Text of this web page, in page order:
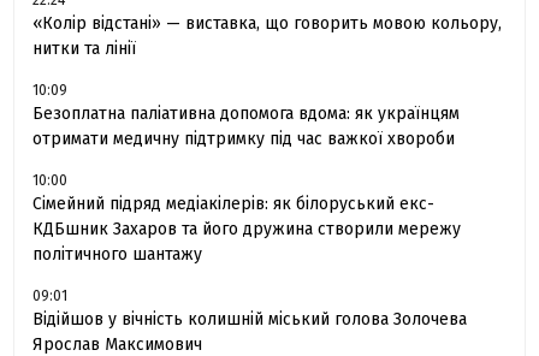
«Колір відстані» — виставка, що говорить мовою кольору,
нитки та лінії
10:09
Безоплатна паліативна допомога вдома: як українцям
отримати медичну підтримку під час важкої хвороби
10:00
Сімейний підряд медіакілерів: як білоруський екс-
КДБшник Захаров та його дружина створили мережу
політичного шантажу
09:01
Відійшов у вічність колишній міський голова Золочева
Ярослав Максимович